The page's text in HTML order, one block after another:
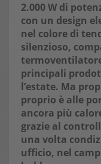
2.000 W di
con un design
nel colore di
silenzioso,
termoventilatore
principali
l’estate. Ma
proprio è alle
ancora più
grazie al
una volta
ufficio, nel